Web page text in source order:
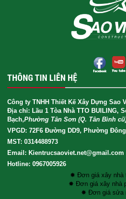
THÔNG TIN LIÊN HỆ
Công ty TNHH Thiết Kế Xây Dựng Sao
Địa chỉ: Lầu 1 Tòa Nhà TTO BUILING,
Bạch,Phường Tân Sơn (Q. Tân Bình
VPGD: 72F6 Đường DD9, Phường
MST: 0314488973
Email: Kientrucsaoviet.net@gmail.com
Hotline: 0967005926
✸ Đơn giá xây nhà
✸ Đơn giá xây nhà
✸ Đơn giá sửa